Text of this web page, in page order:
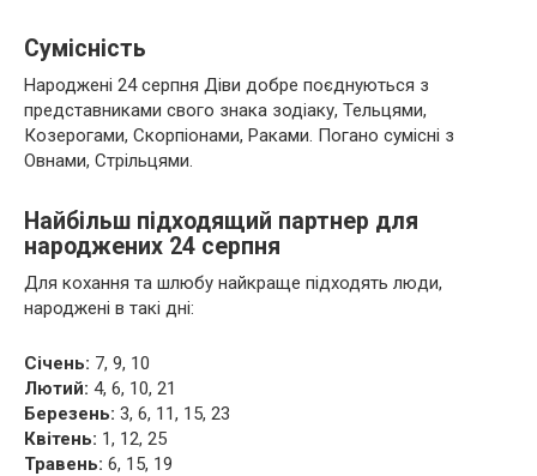
Сумісність
Народжені 24 серпня Діви добре поєднуються з
представниками свого знака зодіаку, Тельцями,
Козерогами, Скорпіонами, Раками. Погано сумісні з
Овнами, Стрільцями.
Найбільш підходящий партнер для
народжених 24 серпня
Для кохання та шлюбу найкраще підходять люди,
народжені в такі дні:
Січень: 7, 9, 10
Лютий: 4, 6, 10, 21
Березень: 3, 6, 11, 15, 23
Квітень: 1, 12, 25
Травень: 6, 15, 19